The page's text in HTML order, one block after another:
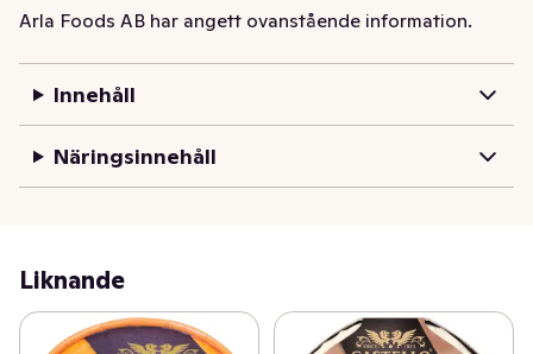
stenugnsbakat bröd, gärna med andra goda ostar till
vitmögelost är krämvit och konsistensen mjukt krämig.
smak med tydlig syrlighet och toner av smör, grädde
och aningen beska. Eftersmaken är lång, mild och
ostbricka. Eller varför inte en enkel brie dessert?
Arla Foods AB har angett ovanstående information.
Innehåll
Näringsinnehåll
Liknande